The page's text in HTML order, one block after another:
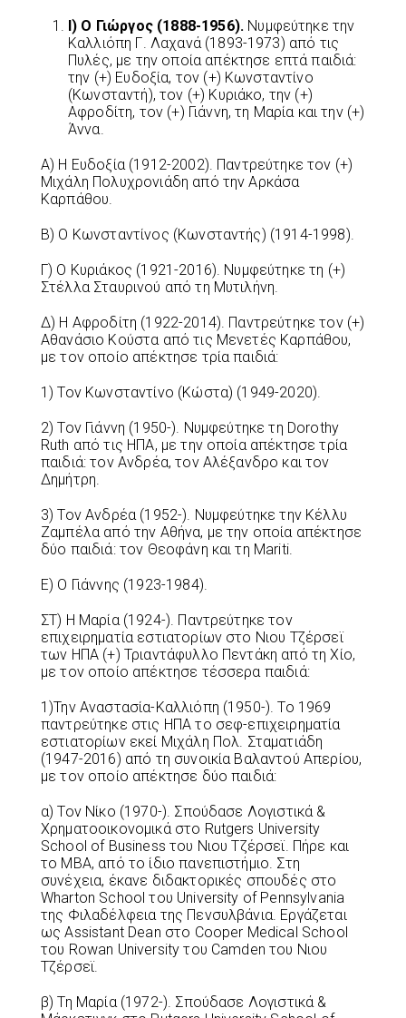
I) Ο Γιώργος (1888-1956). Νυμφεύτηκε την
Καλλιόπη Γ. Λαχανά (1893-1973) από τις
Πυλές, με την οποία απέκτησε επτά παιδιά:
την (+) Ευδοξία, τον (+) Κωνσταντίνο
(Κωνσταντή), τον (+) Κυριάκο, την (+)
Αφροδίτη, τον (+) Γιάννη, τη Μαρία και την (+)
Άννα.
Α) Η Ευδοξία (1912-2002). Παντρεύτηκε τον (+)
Μιχάλη Πολυχρονιάδη από την Αρκάσα
Καρπάθου.
Β) Ο Κωνσταντίνος (Κωνσταντής) (1914-1998).
Γ) Ο Κυριάκος (1921-2016). Νυμφεύτηκε τη (+)
Στέλλα Σταυρινού από τη Μυτιλήνη.
Δ) Η Αφροδίτη (1922-2014). Παντρεύτηκε τον (+)
Αθανάσιο Κούστα από τις Μενετές Καρπάθου,
με τον οποίο απέκτησε τρία παιδιά:
1) Τον Κωνσταντίνο (Κώστα) (1949-2020).
2) Τον Γιάννη (1950-). Νυμφεύτηκε τη Dorothy
Ruth από τις ΗΠΑ, με την οποία απέκτησε τρία
παιδιά: τον Ανδρέα, τον Αλέξανδρο και τον
Δημήτρη.
3) Τον Ανδρέα (1952-). Νυμφεύτηκε την Κέλλυ
Ζαμπέλα από την Αθήνα, με την οποία απέκτησε
δύο παιδιά: τον Θεοφάνη και τη Mariti.
Ε) Ο Γιάννης (1923-1984).
ΣΤ) Η Μαρία (1924-). Παντρεύτηκε τον
επιχειρηματία εστιατορίων στο Νιου Τζέρσεϊ
των ΗΠΑ (+) Τριαντάφυλλο Πεντάκη από τη Χίο,
με τον οποίο απέκτησε τέσσερα παιδιά:
1)Την Αναστασία-Καλλιόπη (1950-). Το 1969
παντρεύτηκε στις ΗΠΑ το σεφ-επιχειρηματία
εστιατορίων εκεί Μιχάλη Πολ. Σταματιάδη
(1947-2016) από τη συνοικία Βαλαντού Απερίου,
με τον οποίο απέκτησε δύο παιδιά:
α) Τον Νίκο (1970-). Σπούδασε Λογιστικά &
Χρηματοοικονομικά στο Rutgers University
School of Business του Νιου Τζέρσεϊ. Πήρε και
το MBA, από το ίδιο πανεπιστήμιο. Στη
συνέχεια, έκανε διδακτορικές σπουδές στο
Wharton School του University of Pennsylvania
της Φιλαδέλφεια της Πενσυλβάνια. Εργάζεται
ως Assistant Dean στο Cooper Medical School
του Rowan University του Camden του Νιου
Τζέρσεϊ.
β) Τη Μαρία (1972-). Σπούδασε Λογιστικά &